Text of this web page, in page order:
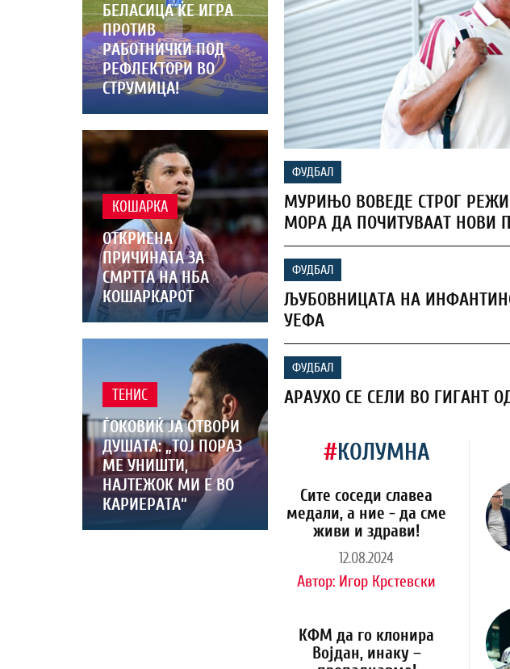
БЕЛАСИЦА ЌЕ ИГРА
ПРОТИВ
РАБОТНИЧКИ ПОД
РЕФЛЕКТОРИ ВО
СТРУМИЦА!
КОШАРКА
ОТКРИЕНА
ПРИЧИНАТА ЗА
СМРТТА НА НБА
КОШАРКАРОТ
ТЕНИС
ЃОКОВИЌ ЈА ОТВОРИ
ДУШАТА: „ТОЈ ПОРАЗ
МЕ УНИШТИ,
НАЈТЕЖОК МИ Е ВО
КАРИЕРАТА“
ФУДБАЛ
МУРИЊО ВОВЕДЕ СТРОГ
МОРА ДА ПОЧИТУВААТ НОВИ
ФУДБАЛ
ЉУБОВНИЦАТА НА
УЕФА
ФУДБАЛ
АРАУХО СЕ СЕЛИ ВО ГИГАНТ
#КОЛУМНА
Сите соседи славеа
медали, а ние - да сме
живи и здрави!
12.08.2024
Автор: Игор Крстевски
КФМ да го клонира
Војдан, инаку –